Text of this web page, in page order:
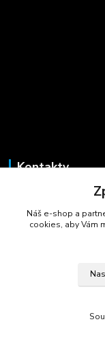
Kontakty
+420 723 725
(Po-Pá, 8-16 hod.)
Náš e-shop a
cookies, aby Vám